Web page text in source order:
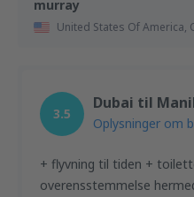
murray
United States Of America,
3.5
Dubai til
Oplysninger om
+ flyvning til tiden +
overensstemmelse